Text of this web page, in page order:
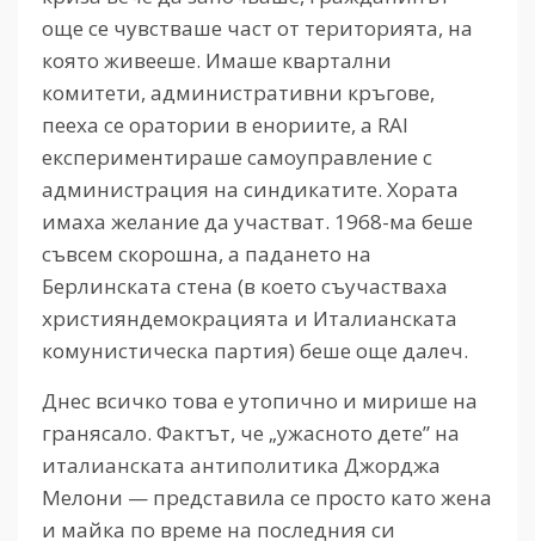
още се чувстваше част от територията, на
която живееше. Имаше квартални
комитети, административни кръгове,
пееха се оратории в енориите, а RAI
експериментираше самоуправление с
администрация на синдикатите. Хората
имаха желание да участват. 1968-ма беше
съвсем скорошна, а падането на
Берлинската стена (в което съучастваха
християндемокрацията и Италианската
комунистическа партия) беше още далеч.
Днес всичко това е утопично и мирише на
гранясало. Фактът, че „ужасното дете” на
италианската антиполитика Джорджа
Мелони — представила се просто като жена
и майка по време на последния си